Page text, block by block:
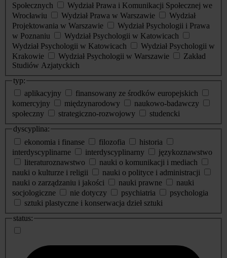
Społecznych
Wydział Prawa i Komunikacji Społecznej we
Wrocławiu
Wydział Prawa w Warszawie
Wydział
Projektowania w Warszawie
Wydział Psychologii i Prawa
w Poznaniu
Wydział Psychologii w Katowicach
Wydział Psychologii w Katowicach
Wydział Psychologii w
Krakowie
Wydział Psychologii w Warszawie
Zakład
Studiów Azjatyckich
typ:
aplikacyjny
finansowany ze środków europejskich
komercyjny
międzynarodowy
naukowo-badawczy
społeczny
strategiczno-rozwojowy
studencki
dyscyplina:
ekonomia i finanse
filozofia
historia
interdyscyplinarne
interdyscyplinarny
językoznawstwo
literaturoznawstwo
nauki o komunikacji i mediach
nauki o kulturze i religii
nauki o polityce i administracji
nauki o zarządzaniu i jakości
nauki prawne
nauki
socjologiczne
nie dotyczy psychiatria
psychologia
sztuki plastyczne i konserwacja dzieł sztuki
status: